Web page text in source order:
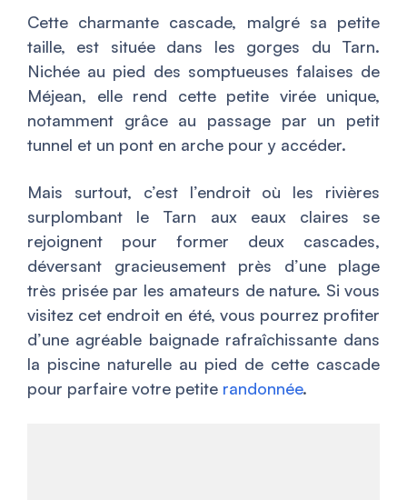
Cette charmante cascade, malgré sa petite
taille, est située dans les gorges du Tarn.
Nichée au pied des somptueuses falaises de
Méjean, elle rend cette petite virée unique,
notamment grâce au passage par un petit
tunnel et un pont en arche pour y accéder.
Mais surtout, c’est l’endroit où les rivières
surplombant le Tarn aux eaux claires se
rejoignent pour former deux cascades,
déversant gracieusement près d’une plage
très prisée par les amateurs de nature. Si vous
visitez cet endroit en été, vous pourrez profiter
d’une agréable baignade rafraîchissante dans
la piscine naturelle au pied de cette cascade
pour parfaire votre petite randonnée.